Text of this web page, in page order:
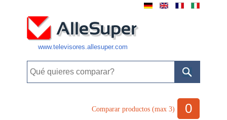
www.televisores.allesuper.com
Comparar productos (max 3) 0